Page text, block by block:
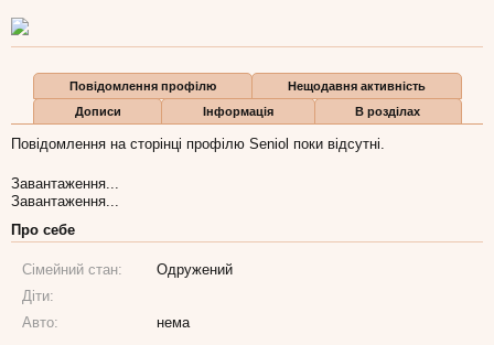
Повідомлення профілю
Нещодавня активність
Дописи
Інформація В розділах
Повідомлення на сторінці профілю Seniol поки відсутні.
Завантаження...
Завантаження...
Про себе
Сімейний стан:
Одружений
Діти:
Авто:
нема